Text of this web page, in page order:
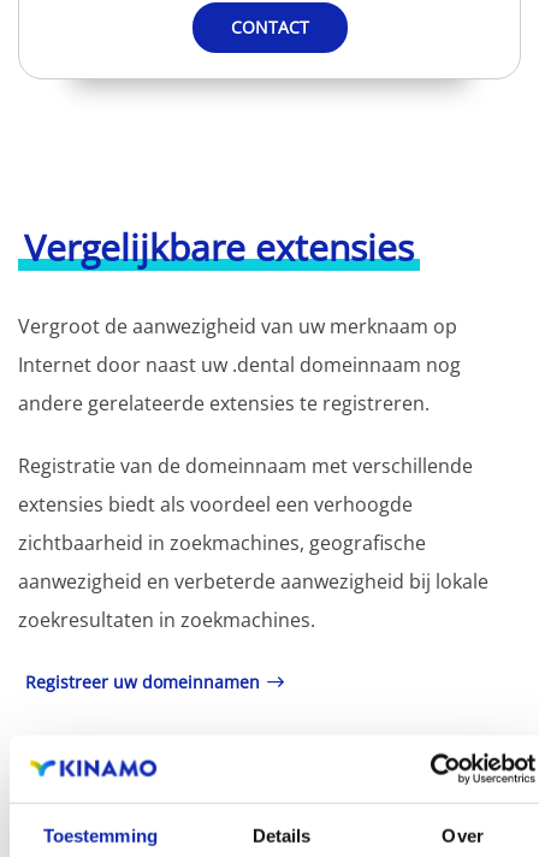
Toestemming Details Over
CONTACT
Vergelijkbare extensies
Vergroot de aanwezigheid van uw merknaam op
Internet door naast uw .dental domeinnaam nog
andere gerelateerde extensies te registreren.
Registratie van de domeinnaam met verschillende
extensies biedt als voordeel een verhoogde
zichtbaarheid in zoekmachines, geografische
aanwezigheid en verbeterde aanwezigheid bij lokale
zoekresultaten in zoekmachines.
Registreer uw domeinnamen